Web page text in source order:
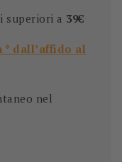
superiori a 39€
* dall’affido al
nel